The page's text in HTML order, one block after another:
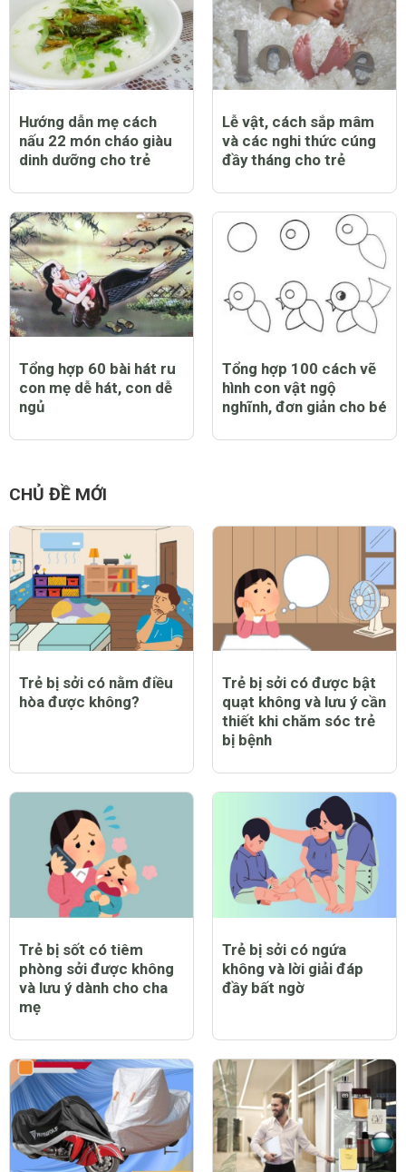
Hướng dẫn mẹ cách
nấu 22 món cháo giàu
dinh dưỡng cho trẻ
Lễ vật, cách sắp mâm
và các nghi thức cúng
đầy tháng cho trẻ
Tổng hợp 60 bài hát ru
con mẹ dễ hát, con dễ
ngủ
Tổng hợp 100 cách vẽ
hình con vật ngộ
nghĩnh, đơn giản cho bé
CHỦ ĐỀ MỚI
Trẻ bị sởi có nằm điều
hòa được không?
Trẻ bị sởi có được bật
quạt không và lưu ý cần
thiết khi chăm sóc trẻ
bị bệnh
Trẻ bị sốt có tiêm
phòng sởi được không
và lưu ý dành cho cha
mẹ
Trẻ bị sởi có ngứa
không và lời giải đáp
đầy bất ngờ